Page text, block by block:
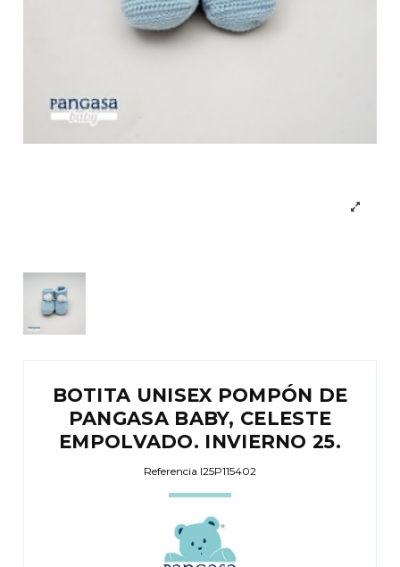
BOTITA UNISEX POMPÓN DE
PANGASA BABY, CELESTE
EMPOLVADO. INVIERNO 25.
Referencia I25P115402